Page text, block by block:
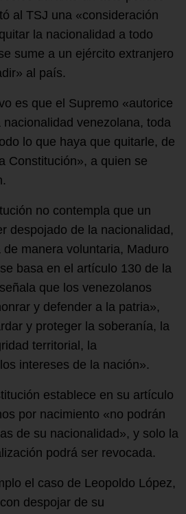
al TSJ una «consideración
la nacionalidad a todo
sume a un ejército extranjero
al país.
es que el Supremo «autorice
venezolana, toda
lo que haya que quitarle, de
Constitución», a quien se
no contempla que un
despojado de la nacionalidad,
manera voluntaria, Maduro
basa en el artículo 130 de la
que los venezolanos
y defender a la patria»,
y proteger la soberanía, la
territorial, la
intereses de la nación».
establece en su artículo
por nacimiento «no podrán
de su nacionalidad», y solo la
podrá ser revocada.
el caso de Leopoldo López,
despojar de su